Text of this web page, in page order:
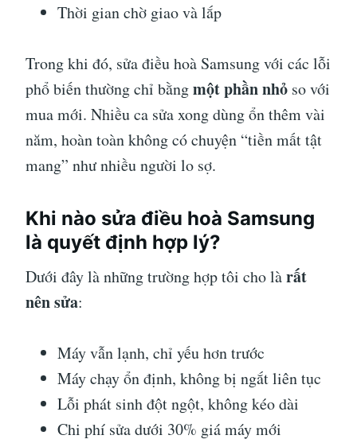
Thời gian chờ giao và lắp
Trong khi đó, sửa điều hoà Samsung với các lỗi
phổ biến thường chỉ bằngmột phần nhỏ so với
mua mới. Nhiều ca sửa xong dùng ổn thêm vài
năm, hoàn toàn không có chuyện “tiền mất tật
mang” như nhiều người lo sợ.
Khi nào sửa điều hoà Samsung
là quyết định hợp lý?
Dưới đây là những trường hợp tôi cho làrất
nên sửa:
Máy vẫn lạnh, chỉ yếu hơn trước
Máy chạy ổn định, không bị ngắt liên tục
Lỗi phát sinh đột ngột, không kéo dài
Chi phí sửa dưới 30% giá máy mới